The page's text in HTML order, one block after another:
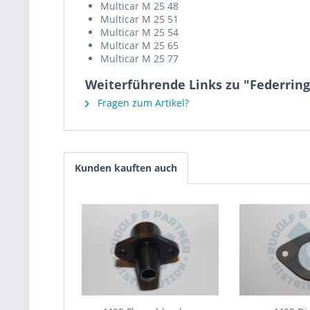
Multicar M 25 48
Multicar M 25 51
Multicar M 25 54
Multicar M 25 65
Multicar M 25 77
Weiterführende Links zu
Fragen zum Artikel?
Kunden kauften auch